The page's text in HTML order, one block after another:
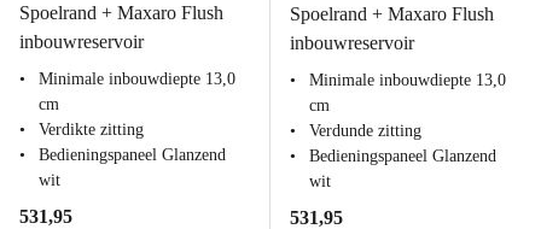
Spoelrand + Maxaro Flush
inbouwreservoir
Minimale inbouwdiepte 13,0
cm
Verdikte zitting
Bedieningspaneel Glanzend
wit
531,95
Spoelrand + Maxaro Flush
inbouwreservoir
Minimale inbouwdiepte 13,0
cm
Verdunde zitting
Bedieningspaneel Glanzend
wit
531,95